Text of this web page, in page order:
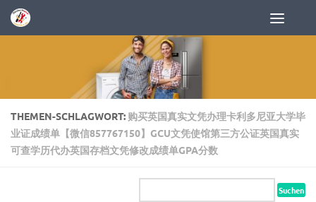
Zum Inhalt springen
THEMEN-SCHLAGWORT: 购买英国真实文凭办理卡利多尼亚大学毕
业证成绩单【微信857767150】GCU文凭使馆第三方公证英国真实
可查学历代办英国存档文凭修改成绩单GPA分数